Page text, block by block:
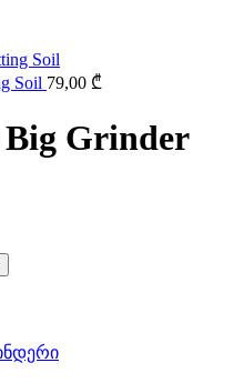
Soil 79,00 ₾
Grinder